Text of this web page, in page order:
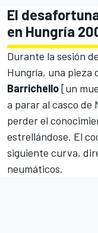
El
en Hungría
Durante la sesión
Hungría, una pieza
Barrichello[un
a parar al casco de
perder el
estrellándose. El
siguiente curva,
neumáticos.